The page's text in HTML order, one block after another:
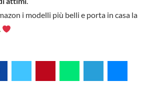
i modelli più belli e porta in casa la